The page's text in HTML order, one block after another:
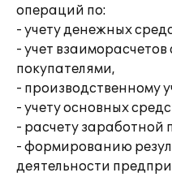
операций по:
- учету денежных
- учет
покупателями,
- производственному
- учету основных
- расчету заработной
- формированию
деятельности